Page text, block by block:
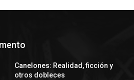
Canelones: Realidad, ficción y
otros dobleces